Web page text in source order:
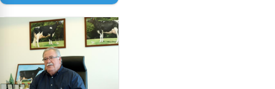
Paisagem’